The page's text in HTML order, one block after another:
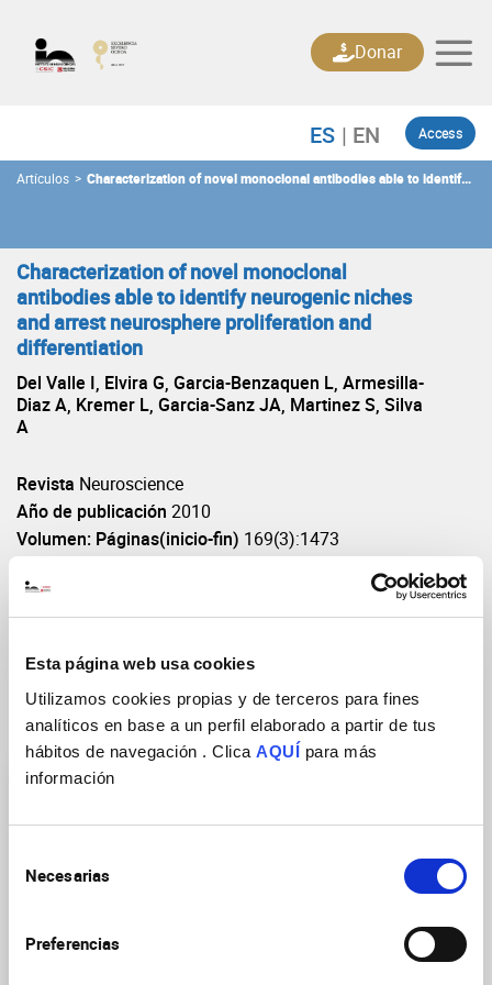
Esta página web usa cookies
Utilizamos cookies propias y de terceros para fines
analíticos en base a un perfil elaborado a partir de tus
hábitos de navegación . Clica AQUÍ para más
información
Necesarias
Preferencias
content
Access
Donar
Artículos > Characterization of novel monoclonal antibodies able to identify
Characterization of novel monoclonal
antibodies able to identify neurogenic niches
and arrest neurosphere proliferation and
differentiation
Del Valle I, Elvira G, Garcia-Benzaquen L, Armesilla-
Diaz A, Kremer L, Garcia-Sanz JA, Martinez S, Silva
A
Revista Neuroscience
Año de publicación 2010
Volumen: Páginas(inicio-fin) 169(3):1473
https://doi.org/10.1016/j.neuroscience.2010.04.058
Grupos de Investigación
enfermedades mentales,